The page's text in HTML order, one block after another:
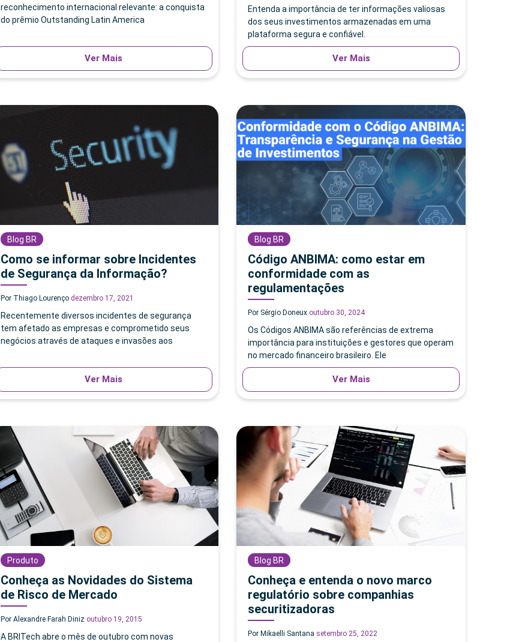
reconhecimento internacional relevante: a conquista
do prêmio Outstanding Latin America
Ver Mais
Entenda a importância de ter informações valiosas
dos seus investimentos armazenadas em uma
plataforma segura e confiável.
Ver Mais
Blog BR
Como se informar sobre Incidentes
de Segurança da Informação?
Por Thiago Lourenço dezembro 17, 2021
Recentemente diversos incidentes de segurança
tem afetado as empresas e comprometido seus
negócios através de ataques e invasões aos
Ver Mais
Blog BR
Código ANBIMA: como estar em
conformidade com as
regulamentações
Por Sérgio Doneux outubro 30, 2024
Os Códigos ANBIMA são referências de extrema
importância para instituições e gestores que operam
no mercado financeiro brasileiro. Ele
Ver Mais
Produto
Conheça as Novidades do Sistema
de Risco de Mercado
Por Alexandre Farah Diniz outubro 19, 2015
A BRITech abre o mês de outubro com novas
Blog BR
Conheça e entenda o novo marco
regulatório sobre companhias
securitizadoras
Por Mikaelli Santana setembro 25, 2022